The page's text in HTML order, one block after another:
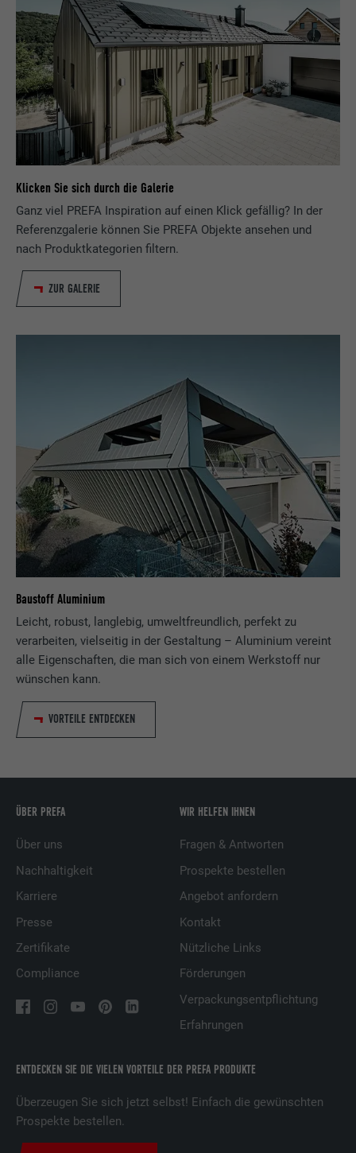
Klicken Sie sich durch die Galerie
Ganz viel PREFA Inspiration auf einen Klick gefällig? In der
Referenzgalerie können Sie PREFA Objekte ansehen und
nach Produktkategorien filtern.
ZUR GALERIE
Baustoff Aluminium
Leicht, robust, langlebig, umweltfreundlich, perfekt zu
verarbeiten, vielseitig in der Gestaltung – Aluminium vereint
alle Eigenschaften, die man sich von einem Werkstoff nur
wünschen kann.
VORTEILE ENTDECKEN
ENTDECKEN SIE DIE VIELEN VORTEILE DER PREFA PRODUKTE
Überzeugen Sie sich jetzt selbst! Einfach die gewünschten
Prospekte bestellen.
ÜBER PREFA
Über uns
Nachhaltigkeit
Karriere
Presse
Zertifikate
Compliance
WIR HELFEN IHNEN
Fragen & Antworten
Prospekte bestellen
Angebot anfordern
Kontakt
Nützliche Links
Förderungen
Verpackungsentpflichtung
Erfahrungen